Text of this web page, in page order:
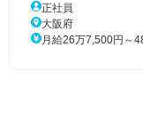
正社員
大阪府
月給26万7,500円～